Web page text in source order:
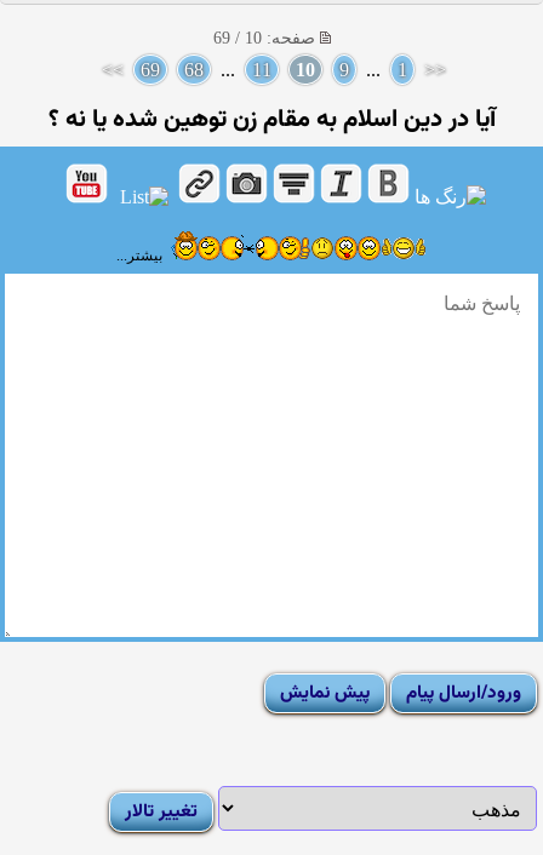
صفحه: 10 / 69
<<
1
...
9
10
11
...
68
69
>>
آیا در دین اسلام به مقام زن توهین شده یا نه ؟
بیشتر...